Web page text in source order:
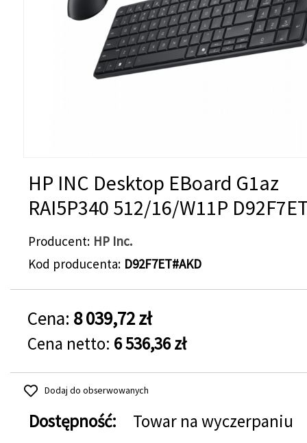
HP INC Desktop EBoard G1az
RAI5P340 512/16/W11P
Producent HP Inc.
Kod producenta D92F7ET#AKD
Cena: 8 039,72 zł
Cena netto: 6 536,36 zł
Dodaj do obserwowanych
Dostępność:
Towar na wyczerpaniu